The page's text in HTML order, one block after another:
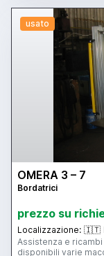
usato
OMERA 3 – 7
Bordatrici
prezzo su
Localizzazione: 🇮🇹
Assistenza e
disponibili varie